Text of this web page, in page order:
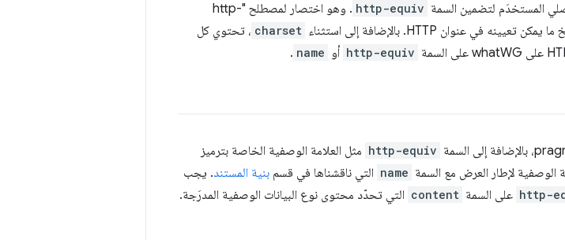
المستخدَم لتضمين السمة http-equiv
. وهو اختصار لمصطلح "http-
charset ، تحتوي كل
http-equiv أو name
.
http-equiv مثل العلامة الوصفية الخاصة بترميز
الوصفية لإطار العرض مع السمة name التي ناقشناها في قسم بنية المستند. يجب
http- على السمة content التي تحدّد محتوى نوع البيانات الوصفية المدرَجة.